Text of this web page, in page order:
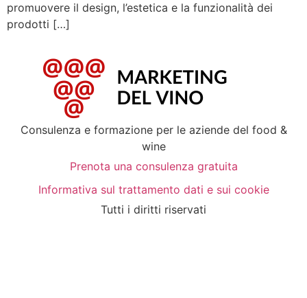
promuovere il design, l’estetica e la funzionalità dei
prodotti […]
Consulenza e formazione per le aziende del food &
wine
Prenota una consulenza gratuita
Informativa sul trattamento dati e sui cookie
Tutti i diritti riservati